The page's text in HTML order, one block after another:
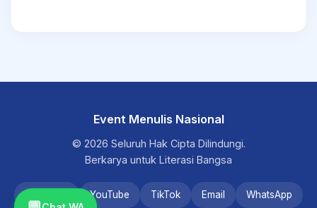
Event Menulis Nasional
© 2026 Seluruh Hak Cipta Dilindungi.
Berkarya untuk Literasi Bangsa
YouTube TikTok Email WhatsApp